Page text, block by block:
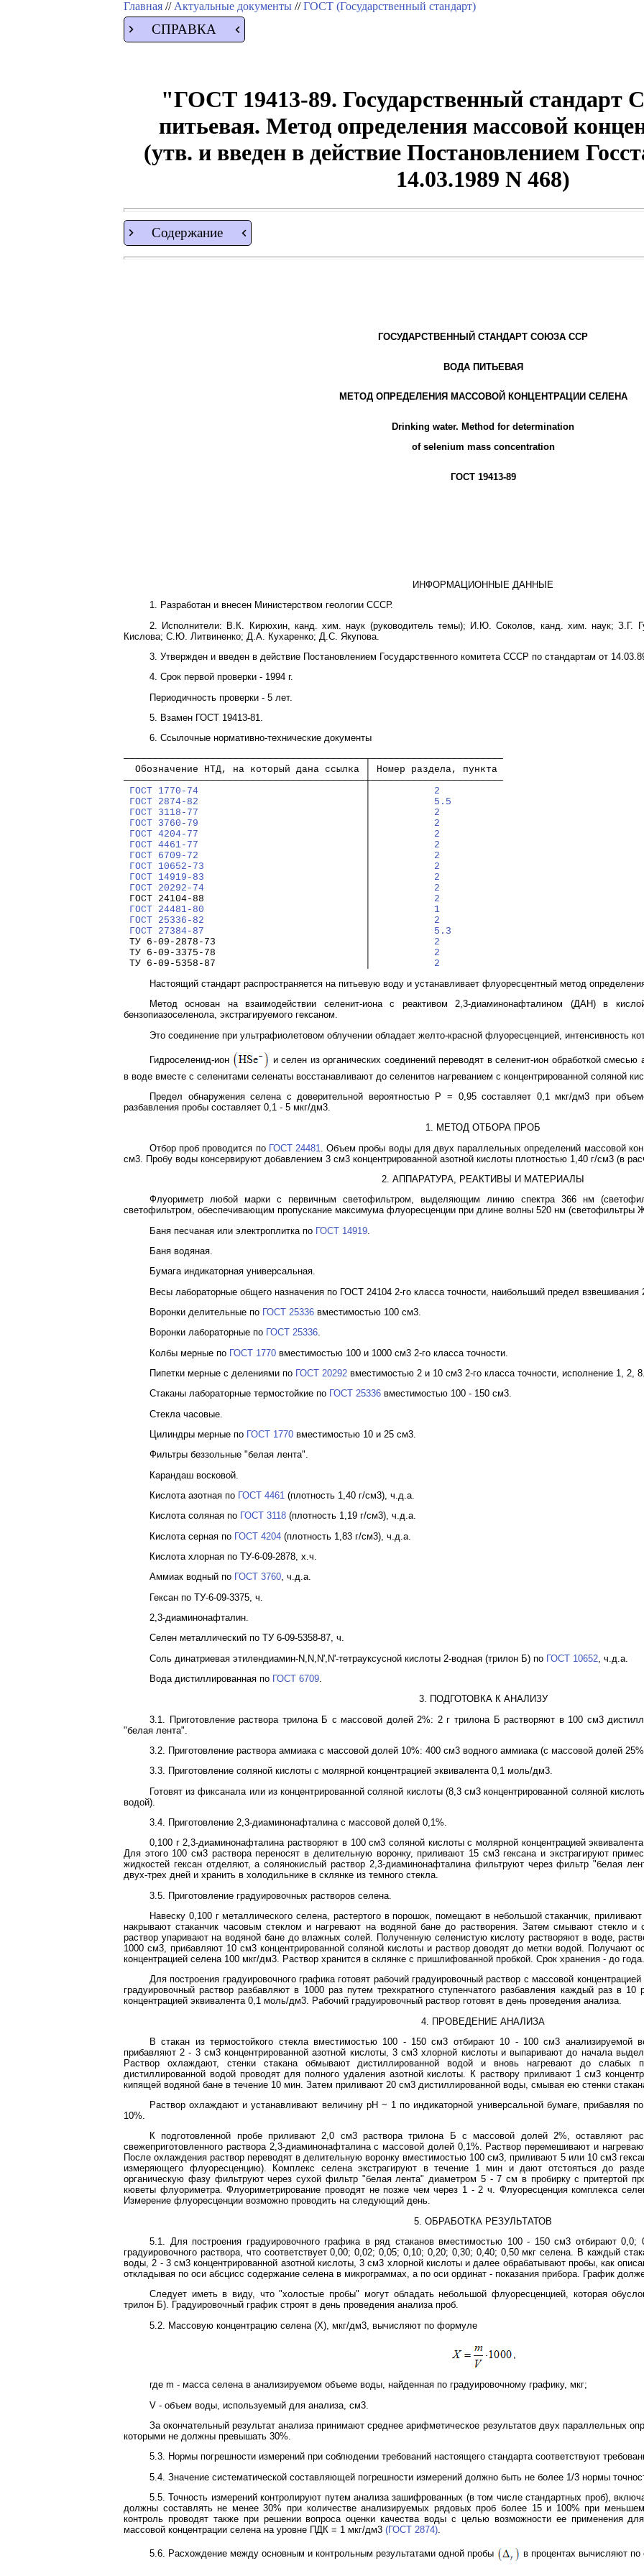
Главная // Актуальные документы //ГОСТ (Государственный стандарт)
СПРАВКА
"ГОСТ 19413-89. Государственный стандарт
питьевая. Метод определения массовой
(утв. и введен в действие Постановлением
14.03.1989 N 468)
Содержание
ГОСУДАРСТВЕННЫЙ СТАНДАРТ СОЮЗА ССР
ВОДА ПИТЬЕВАЯ
МЕТОД ОПРЕДЕЛЕНИЯ МАССОВОЙ КОНЦЕНТРАЦИИ СЕЛЕНА
Drinking water. Method for determination
of selenium mass concentration
ГОСТ 19413-89
ИНФОРМАЦИОННЫЕ ДАННЫЕ
1. Разработан и внесен Министерством геологии СССР.
2. Исполнители: В.К. Кирюхин, канд. хим. наук (руководитель темы); И.Ю. Соколов, канд. хим. наук; З.Г.
Кислова; С.Ю. Литвиненко; Д.А. Кухаренко; Д.С. Якупова.
3. Утвержден и введен в действие Постановлением Государственного комитета СССР по стандартам от
4. Срок первой проверки - 1994 г.
Периодичность проверки - 5 лет.
5. Взамен ГОСТ 19413-81
6. Ссылочные нормативно-технические документы
──────────────────────────────────────────┬───────────────────────
  Обозначение НТД, на который дана ссылка │ Номер раздела, пункта
──────────────────────────────────────────┼───────────────────────
ГОСТ 1770-74
2
ГОСТ 2874-82
5.5
ГОСТ 3118-77
2
ГОСТ 3760-79
2
ГОСТ 4204-77
2
ГОСТ 4461-77
2
ГОСТ 6709-72
2
ГОСТ 10652-73
2
ГОСТ 14919-83
2
ГОСТ 20292-74
2
ГОСТ 24104-88                            │ 2
ГОСТ 24481-80
1
ГОСТ 25336-82
2
ГОСТ 27384-87
5.3
ТУ 6-09-2878-73                          │ 2
ТУ 6-09-3375-78                          │ 2
ТУ 6-09-5358-87                          │ 2
Настоящий стандарт распространяется на питьевую воду и устанавливает флуоресцентный метод
Метод основан на взаимодействии селенит-иона с реактивом 2,3-диаминонафталином (ДАН) в
бензопиазоселенола, экстрагируемого гексаном.
Это соединение при ультрафиолетовом облучении обладает желто-красной флуоресценцией, интенсивность
Гидроселенид-ион
и селен из органических соединений переводят в селенит-ион обработкой
в воде вместе с селенитами селенаты восстанавливают до селенитов нагреванием с концентрированной соляной
Предел обнаружения селена с доверительной вероятностью P = 0,95 составляет 0,1 мкг/дм3 при
разбавления пробы составляет 0,1 - 5 мкг/дм3.
1. МЕТОД ОТБОРА ПРОБ
Отбор проб проводится по ГОСТ 24481
. Объем пробы воды для двух параллельных определений массовой
см3. Пробу воды консервируют добавлением 3 см3 концентрированной азотной кислоты плотностью 1,40 г/см3 (в
2. АППАРАТУРА, РЕАКТИВЫ И МАТЕРИАЛЫ
Флуориметр любой марки с первичным светофильтром, выделяющим линию спектра 366 нм
светофильтром, обеспечивающим пропускание максимума флуоресценции при длине волны 520 нм (светофильтры
Баня песчаная или электроплитка по ГОСТ 14919
Баня водяная.
Бумага индикаторная универсальная.
Весы лабораторные общего назначения по ГОСТ 24104 2-го класса точности, наибольший предел взвешивания
Воронки делительные по ГОСТ 25336 вместимостью 100 см3.
Воронки лабораторные по ГОСТ 25336.
Колбы мерные по ГОСТ 1770 вместимостью 100 и 1000 см3 2-го класса точности.
Пипетки мерные с делениями по ГОСТ 20292 вместимостью 2 и 10 см3 2-го класса точности, исполнение 1, 2, 8.
Стаканы лабораторные термостойкие по ГОСТ 25336 вместимостью 100 - 150 см3.
Стекла часовые.
Цилиндры мерные по ГОСТ 1770 вместимостью 10 и 25 см3.
Фильтры беззольные "белая лента".
Карандаш восковой.
Кислота азотная по ГОСТ 4461 (плотность 1,40 г/см3), ч.д.а.
Кислота соляная по ГОСТ 3118 (плотность 1,19 г/см3), ч.д.а.
Кислота серная по ГОСТ 4204 (плотность 1,83 г/см3), ч.д.а.
Кислота хлорная по ТУ-6-09-2878, х.ч.
Аммиак водный по ГОСТ 3760, ч.д.а.
Гексан по ТУ-6-09-3375, ч.
2,3-диаминонафталин.
Селен металлический по ТУ 6-09-5358-87, ч.
Соль динатриевая этилендиамин-N,N,N',N'-тетрауксусной кислоты 2-водная (трилон Б) по ГОСТ 10652 , ч.д.а.
Вода дистиллированная по ГОСТ 6709
3. ПОДГОТОВКА К АНАЛИЗУ
3.1. Приготовление раствора трилона Б с массовой долей 2%: 2 г трилона Б растворяют в 100 см3
"белая лента".
3.2. Приготовление раствора аммиака с массовой долей 10%: 400 см3 водного аммиака (с массовой долей
3.3. Приготовление соляной кислоты с молярной концентрацией эквивалента 0,1 моль/дм3.
Готовят из фиксанала или из концентрированной соляной кислоты (8,3 см3 концентрированной соляной
водой).
3.4. Приготовление 2,3-диаминонафталина с массовой долей 0,1%.
0,100 г 2,3-диаминонафталина растворяют в 100 см3 соляной кислоты с молярной концентрацией
Для этого 100 см3 раствора переносят в делительную воронку, приливают 15 см3 гексана и экстрагируют
жидкостей гексан отделяют, а солянокислый раствор 2,3-диаминонафталина фильтруют через фильтр "белая
двух-трех дней и хранить в холодильнике в склянке из темного стекла.
3.5. Приготовление градуировочных растворов селена.
Навеску 0,100 г металлического селена, растертого в порошок, помещают в небольшой стаканчик,
накрывают стаканчик часовым стеклом и нагревают на водяной бане до растворения. Затем смывают стекло и
раствор упаривают на водяной бане до влажных солей. Полученную селенистую кислоту растворяют в воде,
1000 см3, прибавляют 10 см3 концентрированной соляной кислоты и раствор доводят до метки водой. Получают
концентрацией селена 100 мкг/дм3. Раствор хранится в склянке с пришлифованной пробкой. Срок хранения - до года.
Для построения градуировочного графика готовят рабочий градуировочный раствор с массовой
градуировочный раствор разбавляют в 1000 раз путем трехкратного ступенчатого разбавления каждый раз в
концентрацией эквивалента 0,1 моль/дм3. Рабочий градуировочный раствор готовят в день проведения анализа.
4. ПРОВЕДЕНИЕ АНАЛИЗА
В стакан из термостойкого стекла вместимостью 100 - 150 см3 отбирают 10 - 100 см3 анализируемой
прибавляют 2 - 3 см3 концентрированной азотной кислоты, 3 см3 хлорной кислоты и выпаривают до начала
Раствор охлаждают, стенки стакана обмывают дистиллированной водой и вновь нагревают до слабых
дистиллированной водой проводят для полного удаления азотной кислоты. К раствору приливают 1 см3
кипящей водяной бане в течение 10 мин. Затем приливают 20 см3 дистиллированной воды, смывая ею стенки
Раствор охлаждают и устанавливают величину pH ~ 1 по индикаторной универсальной бумаге, прибавляя
10%.
К подготовленной пробе приливают 2,0 см3 раствора трилона Б с массовой долей 2%, оставляют
свежеприготовленного раствора 2,3-диаминонафталина с массовой долей 0,1%. Раствор перемешивают и
После охлаждения раствор переводят в делительную воронку вместимостью 100 см3, приливают 5 или 10 см3
измеряющего флуоресценцию). Комплекс селена экстрагируют в течение 1 мин и дают отстояться до
органическую фазу фильтруют через сухой фильтр "белая лента" диаметром 5 - 7 см в пробирку с притертой
кюветы флуориметра. Флуориметрирование проводят не позже чем через 1 - 2 ч. Флуоресценция комплекса
Измерение флуоресценции возможно проводить на следующий день.
5. ОБРАБОТКА РЕЗУЛЬТАТОВ
5.1. Для построения градуировочного графика в ряд стаканов вместимостью 100 - 150 см3 отбирают
градуировочного раствора, что соответствует 0,00; 0,02; 0,05; 0,10; 0,20; 0,30; 0,40; 0,50 мкг селена. В каждый
воды, 2 - 3 см3 концентрированной азотной кислоты, 3 см3 хлорной кислоты и далее обрабатывают пробы, как
откладывая по оси абсцисс содержание селена в микрограммах, а по оси ординат - показания прибора. График
Следует иметь в виду, что "холостые пробы" могут обладать небольшой флуоресценцией, которая
трилон Б). Градуировочный график строят в день проведения анализа проб.
5.2. Массовую концентрацию селена (X), мкг/дм3, вычисляют по формуле
,
где m - масса селена в анализируемом объеме воды, найденная по градуировочному графику, мкг;
V - объем воды, используемый для анализа, см3.
За окончательный результат анализа принимают среднее арифметическое результатов двух параллельных
которыми не должны превышать 30%.
5.3. Нормы погрешности измерений при соблюдении требований настоящего стандарта соответствуют
5.4. Значение систематической составляющей погрешности измерений должно быть не более 1/3 нормы
5.5. Точность измерений контролируют путем анализа зашифрованных (в том числе стандартных проб),
должны составлять не менее 30% при количестве анализируемых рядовых проб более 15 и 100% при
контроль проводят также при решении вопроса оценки качества воды с целью возможности ее применения
массовой концентрации селена на уровне ПДК = 1 мкг/дм3 (ГОСТ 2874).
5.6. Расхождение между основным и контрольным результатами одной пробы в процентах вычисляют